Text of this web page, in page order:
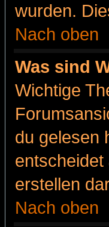
wurden.
Nach oben
Was sind
Wichtige
du gelesen
entscheidet
erstellen
Nach oben